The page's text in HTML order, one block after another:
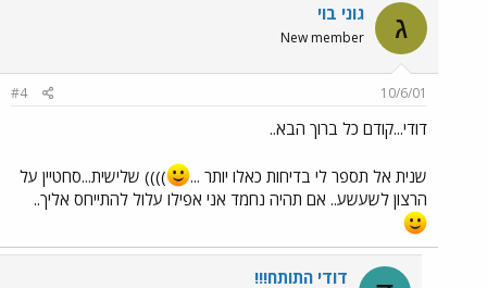
ג גוני בוי
New member
10/6/01
#4
דודי...קודם כל ברוך הבא..
שנית אל תספר לי בדיחות כאלו יותר ...
)))) שלישית...סחטיין על
הרצון לשעשע.. אם תהיה נחמד אני אפילו עלול להתייחס אליך..
דודי התותח!!!